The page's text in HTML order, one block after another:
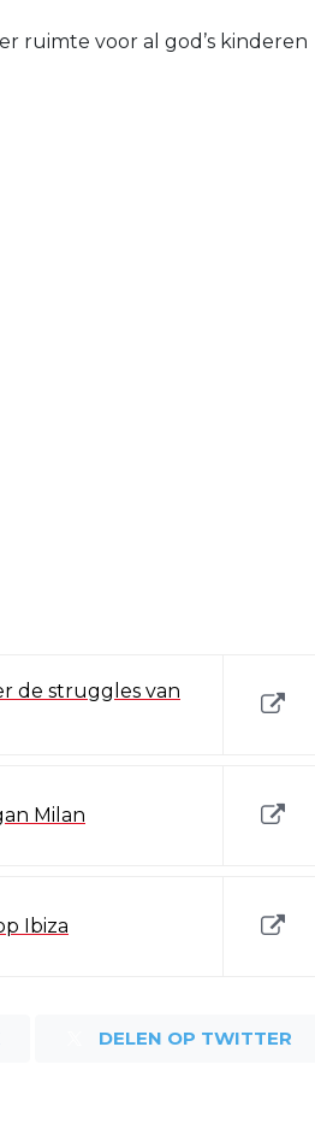
ruimte voor al god’s kinderen
de struggles van
Milan
Ibiza
DELEN OP TWITTER